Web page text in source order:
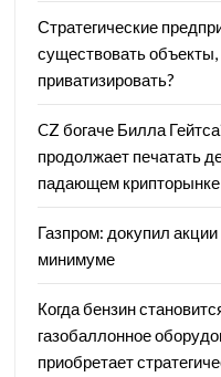
Стратегические
существовать объекты,
приватизировать?
CZ богаче Билла
продолжает печатать
падающем крипторынке
Газпром: докупил
минимуме
Когда бензин
газобаллонное
приобретает